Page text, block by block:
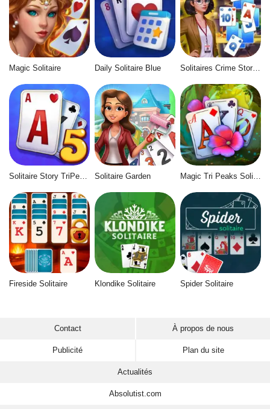
Magic Solitaire Daily Solitaire Blue Solitaires Crime Stories
Solitaire Garden
Fireside Solitaire Klondike Solitaire Spider Solitaire
Contact À propos de nous
Publicité Plan du site
Actualités
Absolutist.com